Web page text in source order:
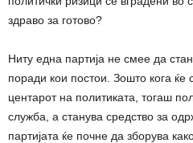
здраво за готово?
Ниту една партија не смее да
поради кои постои. Зошто кога ќе
центарот на политиката, тогаш
служба, а станува средство за
партијата ќе почне да зборува